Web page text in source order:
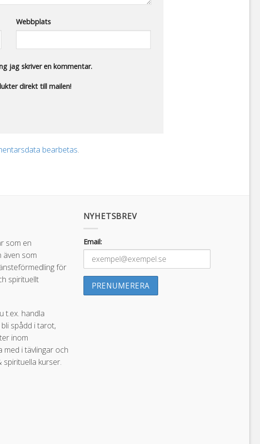
Webbplats
jag skriver en kommentar.
direkt till mailen!
bearbetas.
som en
även som
för
spirituellt
t.ex. handla
spådd i tarot,
inom
med i tävlingar och
spirituella kurser.
NYHETSBREV
Email: